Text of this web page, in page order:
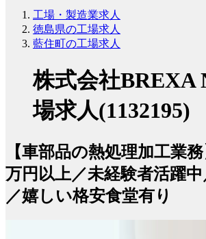
工場・製造業求人
徳島県の工場求人
藍住町の工場求人
株式会社BREXA
場求人(1132195)
【車部品の熱処理加工業
万円以上／未経験者活躍
／嬉しい格安食堂有り